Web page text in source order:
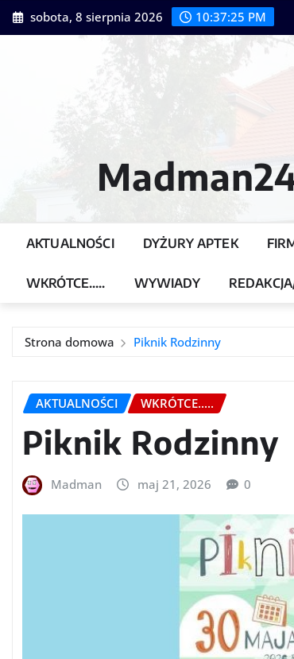
Przejdź
do
sobota, 8 sierpnia 2026 10:37:27 PM
AKTUALNOŚCI DYŻURY APTEK
WKRÓTCE….. WYWIADY
Strona domowa Piknik Rodzinny
AKTUALNOŚCI WKRÓTCE.....
Piknik Rodzinny
Madman maj 21, 2026 0